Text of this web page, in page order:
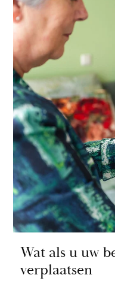
Wat als u uw
verplaatsen